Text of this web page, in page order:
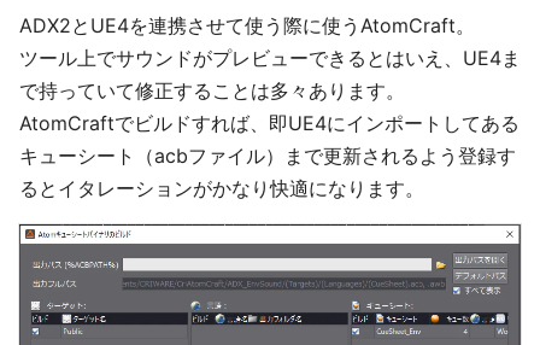
ADX2とUE4を連携させて使う際に使うAtomCraft。
ツール上でサウンドがプレビューできるとはいえ、UE4ま
で持っていて修正することは多々あります。
AtomCraftでビルドすれば、即UE4にインポートしてある
キューシート（acbファイル）まで更新されるよう登録す
るとイタレーションがかなり快適になります。